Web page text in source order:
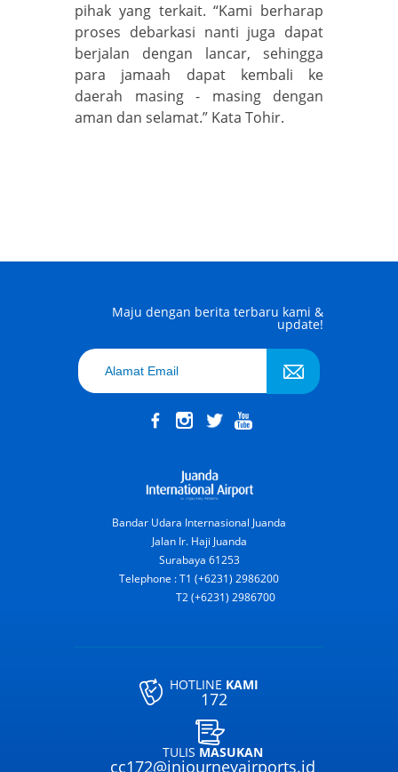
pihak yang terkait. “Kami berharap
proses debarkasi nanti juga dapat
berjalan dengan lancar, sehingga
para jamaah dapat kembali ke
daerah masing - masing dengan
aman dan selamat.” Kata Tohir.
Maju dengan berita terbaru kami &
update!
Bandar Udara Internasional Juanda
Jalan Ir. Haji Juanda
Surabaya 61253
Telephone : T1 (+6231) 2986200
T2 (+6231) 2986700
HOTLINE KAMI
172
TULIS MASUKAN
cc172@injourneyairports.id